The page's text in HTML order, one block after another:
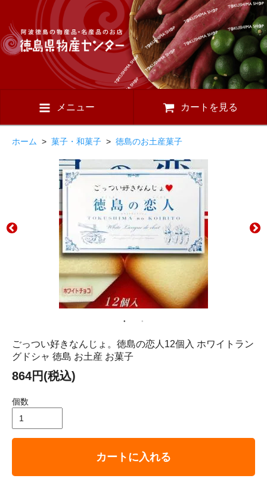
メニュー カートを見る
ホーム > 菓子・和菓子 > 徳島のお土産菓子
ごっつい好きなんじょ。徳島の恋人12個入 ホワイトラン
グドシャ 徳島 お土産 お菓子
864円(税込)
個数
カートに入れる